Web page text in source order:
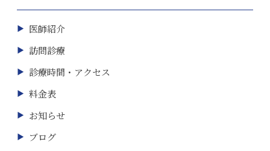
医師紹介
訪問診療
診療時間・アクセス
料金表
お知らせ
ブログ